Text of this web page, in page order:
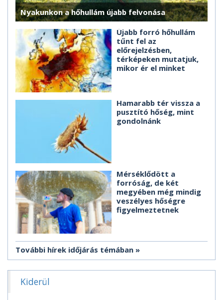
Nyakunkon a hőhullám újabb felvonása
Újabb forró hőhullám
tűnt fel az
előrejelzésben,
térképeken mutatjuk,
mikor ér el minket
Hamarabb tér vissza a
pusztító hőség, mint
gondolnánk
Mérséklődött a
forróság, de két
megyében még mindig
veszélyes hőségre
figyelmeztetnek
További hírek időjárás témában
Kiderül